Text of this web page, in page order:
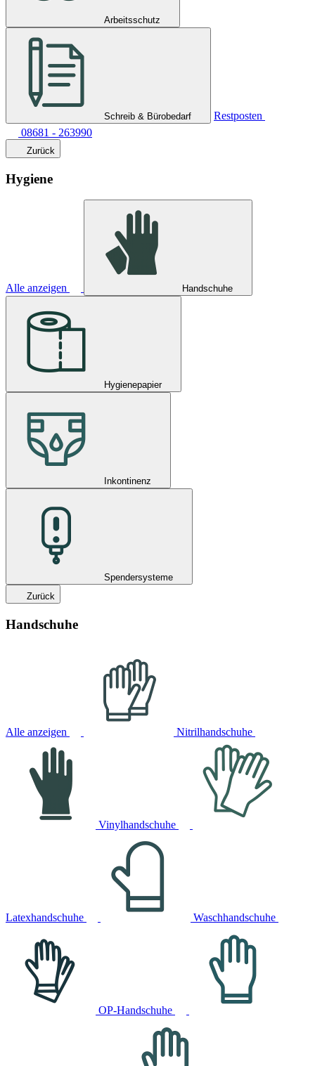
Arbeitsschutz
Schreib & Bürobedarf
Restposten
08681 - 263990
Zurück
Hygiene
Alle anzeigen Handschuhe
Hygienepapier
Inkontinenz
Spendersysteme
Zurück
Handschuhe
Alle anzeigen Nitrilhandschuhe
Vinylhandschuhe
Latexhandschuhe Waschhandschuhe
OP-Handschuhe